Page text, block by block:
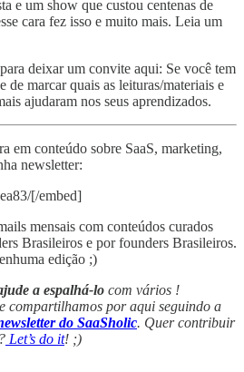
e um show que custou centenas de
cara fez isso e muito mais. Leia um
deixar um convite aqui: Se você tem
de marcar quais as leituras/materiais e
ajudaram nos seus aprendizados.
em conteúdo sobre SaaS, marketing,
newsletter:
[/embed]
mensais com conteúdos curados
Brasileiros e por founders Brasileiros.
edição ;)
a espalhá-lo com vários !
compartilhamos por aqui seguindo a
do SaaSholic. Quer contribuir
Let’s do it! ;)